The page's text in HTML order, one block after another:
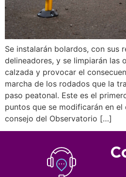
Se instalarán bolardos, con sus
delineadores, y se limpiarán las
calzada y provocar el
marcha de los rodados que la
paso peatonal. Este es el
puntos que se modificarán en
consejo del Observatorio […]